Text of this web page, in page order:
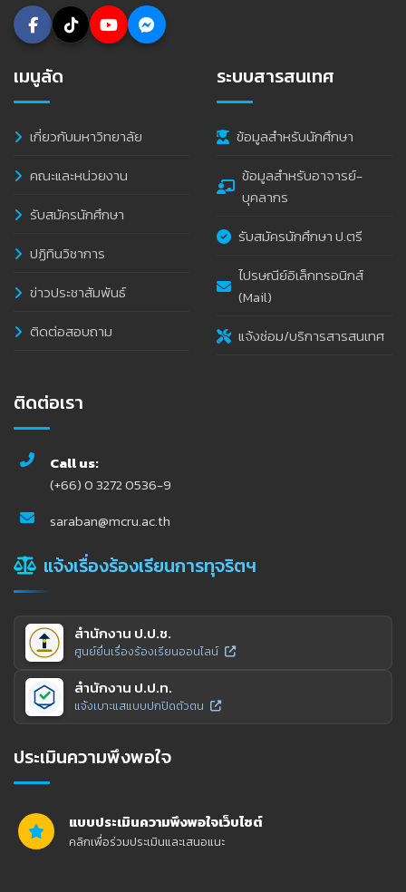
เมนูลัด
เกี่ยวกับมหาวิทยาลัย
คณะและหน่วยงาน
รับสมัครนักศึกษา
ปฏิทินวิชาการ
ข่าวประชาสัมพันธ์
ติดต่อสอบถาม
ระบบสารสนเทศ
ข้อมูลสำหรับนักศึกษา
ข้อมูลสำหรับอาจารย์-
บุคลากร
รับสมัครนักศึกษา ป.ตรี
ไปรษณีย์อิเล็กทรอนิกส์
(Mail)
แจ้งซ่อม/บริการสารสนเทศ
ติดต่อเรา
Call us:
(+66) 0 3272 0536-9
saraban@mcru.ac.th
แจ้งเรื่องร้องเรียนการทุจริตฯ
สำนักงาน ป.ป.ช.
ศูนย์ยื่นเรื่องร้องเรียนออนไลน์
สำนักงาน ป.ป.ท.
แจ้งเบาะแสแบบปกปิดตัวตน
ประเมินความพึงพอใจ
แบบประเมินความพึงพอใจเว็บไซต์
คลิกเพื่อร่วมประเมินและเสนอแนะ